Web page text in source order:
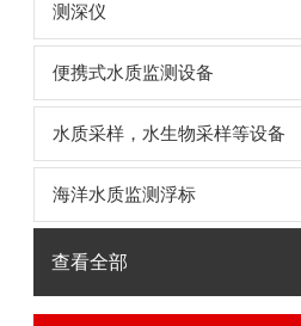
测深仪
便携式水质监测设备
水质采样，水生物采样等设备
海洋水质监测浮标
查看全部